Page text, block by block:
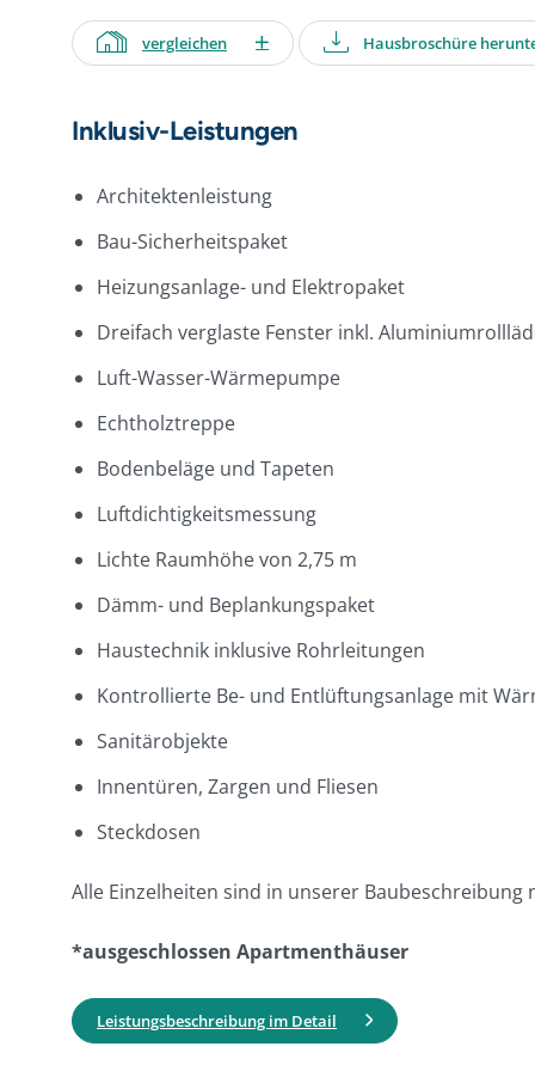
vergleichen Hausbroschüre
Inklusiv-Leistungen
Architektenleistung
Bau-Sicherheitspaket
Heizungsanlage- und Elektropaket
Dreifach verglaste Fenster inkl.
Luft-Wasser-Wärmepumpe
Echtholztreppe
Bodenbeläge und Tapeten
Luftdichtigkeitsmessung
Lichte Raumhöhe von 2,75 m
Dämm- und Beplankungspaket
Haustechnik inklusive Rohrleitungen
Kontrollierte Be- und Entlüftungsanlage mit
Sanitärobjekte
Innentüren, Zargen und Fliesen
Steckdosen
Alle Einzelheiten sind in unserer Baubeschreibung
*ausgeschlossen Apartmenthäuser
Leistungsbeschreibung im Detail